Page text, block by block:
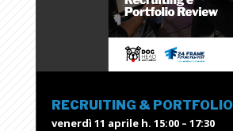
RECRUITING &
venerdì 11 aprile h. 15:00 – 17:30